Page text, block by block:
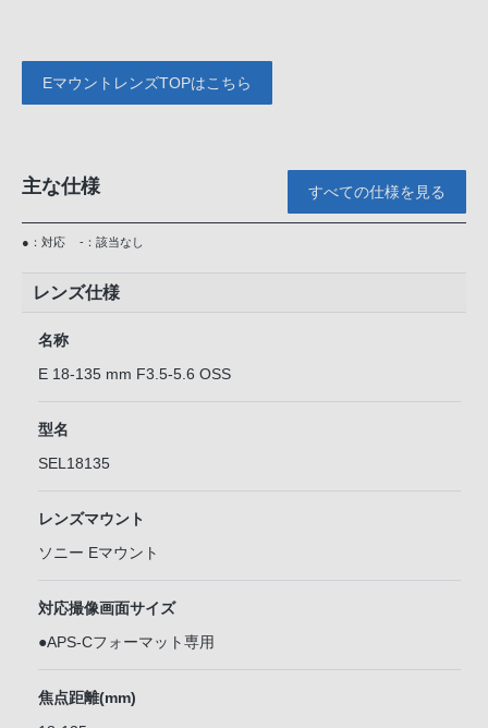
EマウントレンズTOPはこちら
主な仕様 すべての仕様を見る
●：対応 -：該当なし
レンズ仕様
名称
E 18-135 mm F3.5-5.6 OSS
型名
SEL18135
レンズマウント
ソニー Eマウント
対応撮像画面サイズ
●APS-Cフォーマット専用
焦点距離(mm)